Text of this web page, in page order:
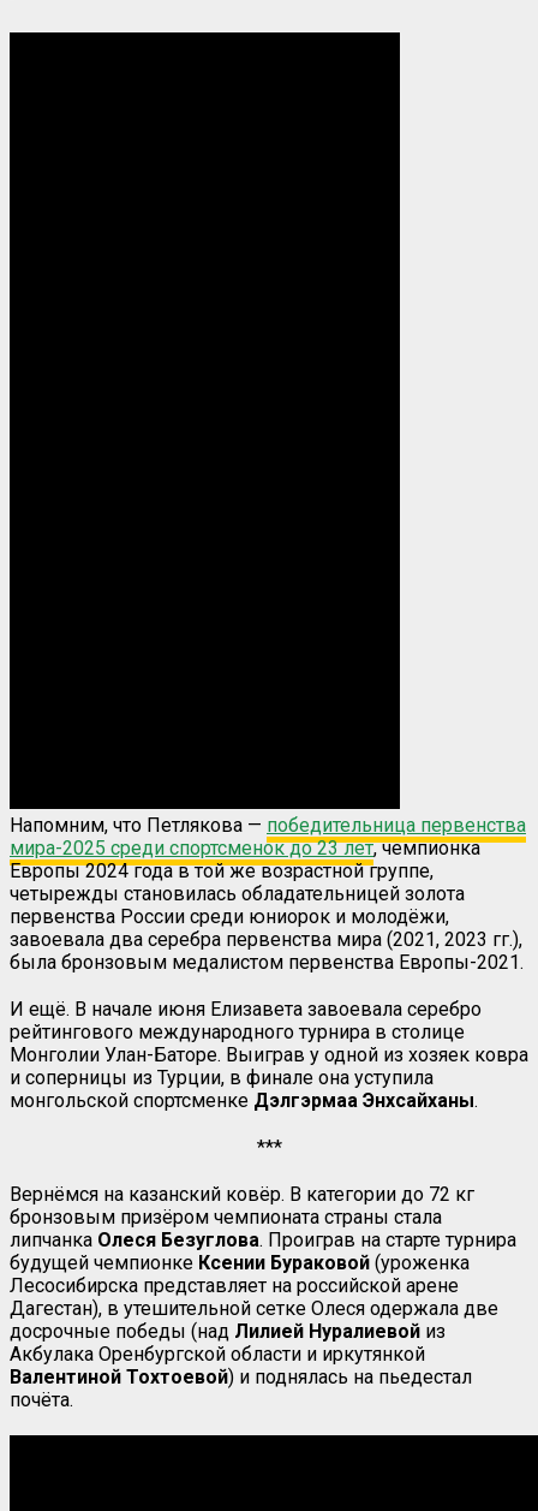
Напомним, что Петлякова — победительница первенства
мира-2025 среди спортсменок до 23 лет, чемпионка
Европы 2024 года в той же возрастной группе,
четырежды становилась обладательницей золота
первенства России среди юниорок и молодёжи,
завоевала два серебра первенства мира (2021, 2023 гг.),
была бронзовым медалистом первенства Европы-2021.
И ещё. В начале июня Елизавета завоевала серебро
рейтингового международного турнира в столице
Монголии Улан-Баторе. Выиграв у одной из хозяек ковра
и соперницы из Турции, в финале она уступила
монгольской спортсменке Дэлгэрмаа Энхсайханы.
***
Вернёмся на казанский ковёр. В категории до 72 кг
бронзовым призёром чемпионата страны стала
липчанка Олеся Безуглова. Проиграв на старте турнира
будущей чемпионке Ксении Бураковой (уроженка
Лесосибирска представляет на российской арене
Дагестан), в утешительной сетке Олеся одержала две
досрочные победы (над Лилией Нуралиевой из
Акбулака Оренбургской области и иркутянкой
Валентиной Тохтоевой) и поднялась на пьедестал
почёта.